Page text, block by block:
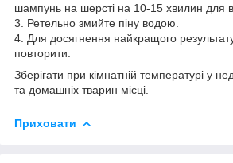
шампунь на шерсті на 10-15 хвилин для
3. Ретельно змийте піну водою.
4. Для досягнення найкращого
повторити.
Зберігати при кімнатній температурі у
та домашніх тварин місці.
Приховати